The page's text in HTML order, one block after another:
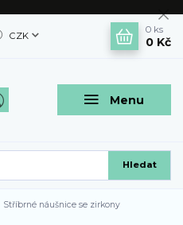
Menu
CZK
Hledat
0 ks
0 Kč
Stříbrné náušnice se zirkony